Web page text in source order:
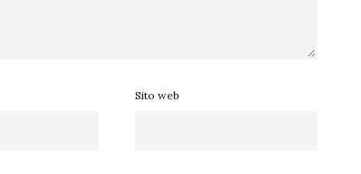
Sito web